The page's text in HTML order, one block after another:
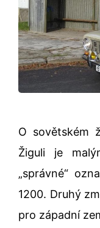
O sovětském
Žiguli je
„správné“
1200. Druhý
pro západní